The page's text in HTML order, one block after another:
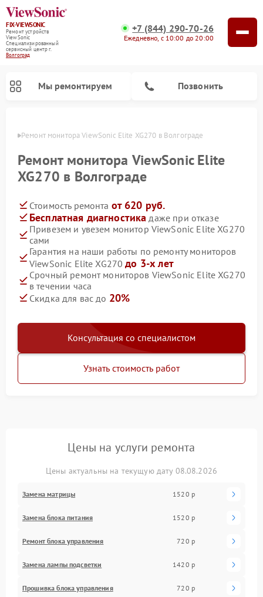
FIX-VIEWSONIC
Ремонт устройств
ViewSonic
Специализированный
cервисный центр г.
Волгоград
+7 (844) 290-70-26
Ежедневно, с 10:00 до 20:00
Мы ремонтируем Позвонить
Ремонт монитора ViewSonic Elite XG270 в Волгограде
Ремонт монитора ViewSonic Elite
XG270 в Волгограде
Стоимость ремонта от 620 руб.
Бесплатная диагностика даже при отказе
Привезем и увезем монитор ViewSonic Elite XG270
сами
Гарантия на наши работы по ремонту мониторов
ViewSonic Elite XG270до 3-х лет
Срочный ремонт мониторов ViewSonic Elite XG270
в течении часа
Скидка для вас до 20%
Консультация со специалистом
Узнать стоимость работ
Цены на услуги ремонта
Цены актуальны на текущую дату 08.08.2026
Замена матрицы 1520 р
Замена блока питания 1520 р
Ремонт блока управления 720 р
Замена лампы подсветки 1420 р
Прошивка блока управления 720 р